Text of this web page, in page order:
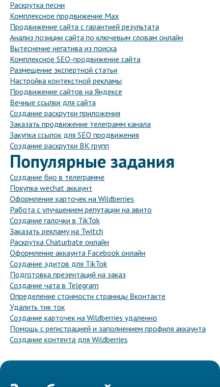
Раскрутка песни
Комплексное продвижение Max
Продвижение сайта с гарантией результата
Анализ позиции сайта по ключевым словам онлайн
Вытеснение негатива из поиска
Комплексное SEO-продвижение сайта
Размещение экспертной статьи
Настройка контекстной рекламы
Продвижение сайтов на Яндексе
Вечные ссылки для сайта
Создание раскрутки приложения
Заказать продвижение телеграмм канала
Закупка ссылок для SEO продвижения
Создание раскрутки ВК групп
Популярные задания
Создание био в телеграмме
Покупка wechat аккаунт
Оформление карточек на Wildberries
Работа с улучшением репутации на авито
Создание галочки в TikTok
Заказать рекламу на Twitch
Раскрутка Chaturbate онлайн
Оформление аккаунта Facebook онлайн
Создание эдитов для TikTok
Подготовка презентаций на заказ
Создание чата в Telegram
Определение стоимости страницы Вконтакте
Удалить тик ток
Создание карточек на Wildberries удаленно
Помощь с регистрацией и заполнением профиля аккаунта
Создание контента для Wildberries